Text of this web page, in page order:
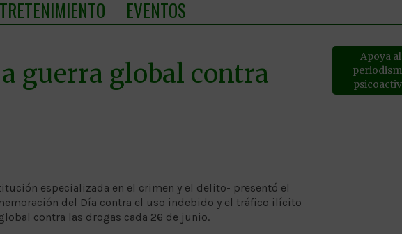
EVENTOS
guerra global contra
especializada en el crimen y el delito- presentó el
del Día contra el uso indebido y el tráfico ilícito
contra las drogas cada 26 de junio.
Apoya al